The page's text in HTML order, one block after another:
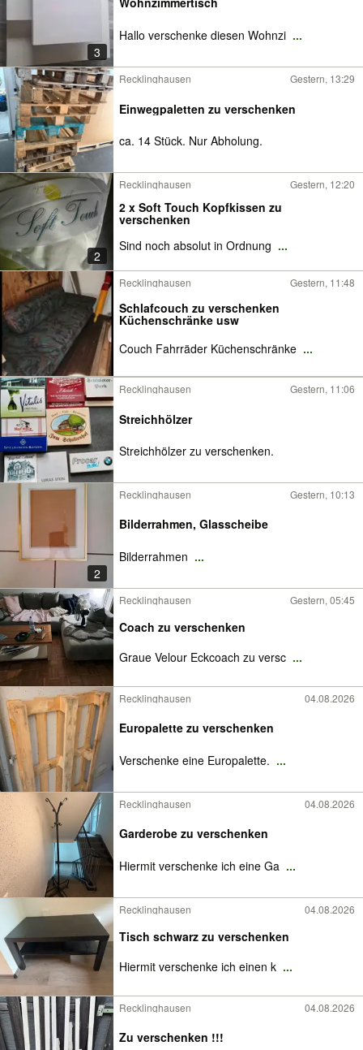
3
Hallo verschenke diesen Wohnzi ...
Recklinghausen Gestern, 13:29
Einwegpaletten zu verschenken
ca. 14 Stück. Nur Abholung.
2
Recklinghausen Gestern, 12:20
2 x Soft Touch Kopfkissen zu
verschenken
Sind noch absolut in Ordnung ...
Recklinghausen Gestern, 11:48
Schlafcouch zu verschenken
Küchenschränke usw
Couch Fahrräder Küchenschränke ...
Recklinghausen Gestern, 11:06
Streichhölzer
Streichhölzer zu verschenken.
2
Recklinghausen Gestern, 10:13
Bilderrahmen, Glasscheibe
Bilderrahmen ...
Recklinghausen Gestern, 05:45
Coach zu verschenken
Graue Velour Eckcoach zu versc ...
Recklinghausen 04.08.2026
Europalette zu verschenken
Verschenke eine Europalette. ...
Recklinghausen 04.08.2026
Garderobe zu verschenken
Hiermit verschenke ich eine Ga ...
Recklinghausen 04.08.2026
Tisch schwarz zu verschenken
Hiermit verschenke ich einen k ...
Recklinghausen 04.08.2026
Zu verschenken !!!